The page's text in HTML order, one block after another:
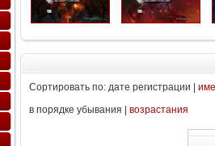
Сортировать по: дате регистрации |
в порядке убывания | возрастания